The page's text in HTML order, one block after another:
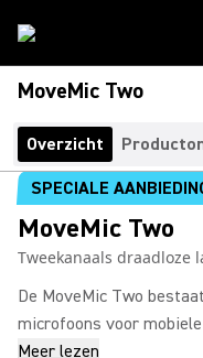
MoveMic Two
Overzicht
SPECIALE
MoveMic Two
Tweekanaals draadloze
De MoveMic Two
microfoons voor
Meer lezen